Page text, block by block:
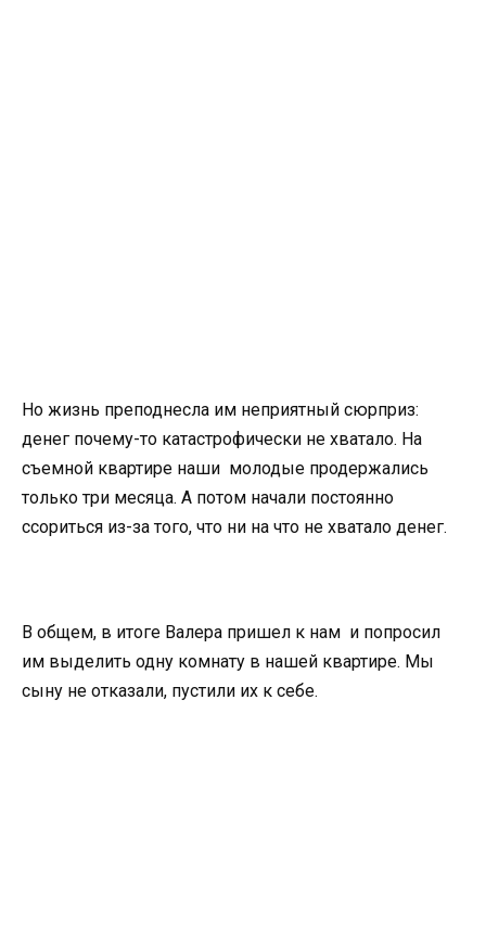
Но жизнь преподнесла им неприятный сюрприз:
денег почему-то катастрофически не хватало. На
съемной квартире наши молодые продержались
только три месяца. А потом начали постоянно
ссориться из-за того, что ни на что не хватало денег.
В общем, в итоге Валера пришел к нам и попросил
им выделить одну комнату в нашей квартире. Мы
сыну не отказали, пустили их к себе.